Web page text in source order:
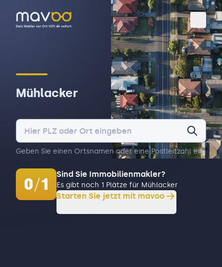
Mühlacker
Geben Sie einen Ortsnamen oder eine Postleitzahl ein.
0/1
Sind Sie Immobilienmakler?
Es gibt noch 1 Plätze für Mühlacker
Starten Sie jetzt mit mavoo